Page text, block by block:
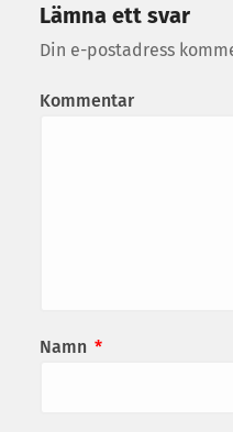
Lämna ett svar
Din e-postadress
Kommentar
Namn *